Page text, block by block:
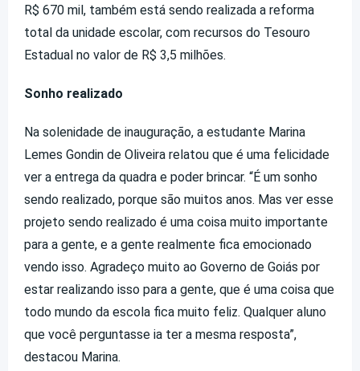
R$ 670 mil, também está sendo realizada a reforma
total da unidade escolar, com recursos do Tesouro
Estadual no valor de R$ 3,5 milhões.
Sonho realizado
Na solenidade de inauguração, a estudante Marina
Lemes Gondin de Oliveira relatou que é uma felicidade
ver a entrega da quadra e poder brincar. “É um sonho
sendo realizado, porque são muitos anos. Mas ver esse
projeto sendo realizado é uma coisa muito importante
para a gente, e a gente realmente fica emocionado
vendo isso. Agradeço muito ao Governo de Goiás por
estar realizando isso para a gente, que é uma coisa que
todo mundo da escola fica muito feliz. Qualquer aluno
que você perguntasse ia ter a mesma resposta”,
destacou Marina.